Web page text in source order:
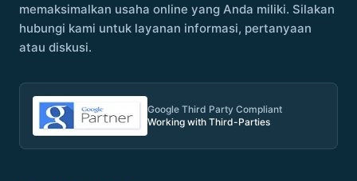
memaksimalkan usaha online yang Anda miliki. Silakan
hubungi kami untuk layanan informasi, pertanyaan
atau diskusi.
Google Third Party Compliant
Working with Third-Parties